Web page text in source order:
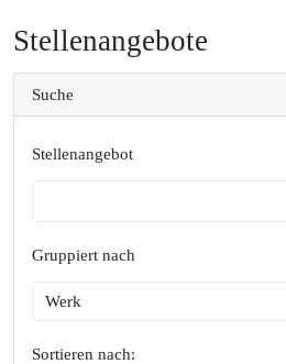
Stellenangebote
Suche
Stellenangebot
Gruppiert nach
Sortieren nach: